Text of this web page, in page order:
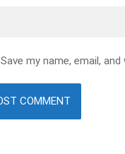
Save my name, email,